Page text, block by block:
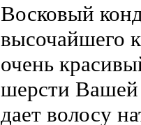
Восковый
высочайшего
очень
шерсти Вашей
дает волосу